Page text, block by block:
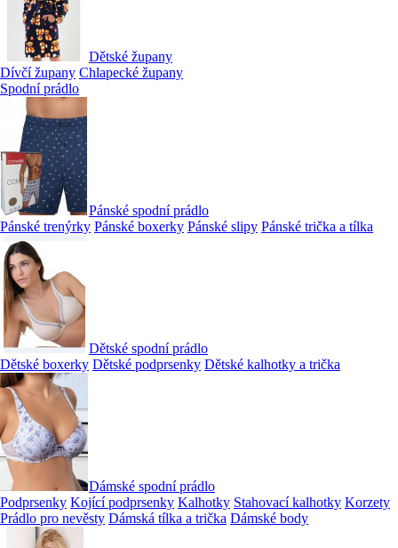
Dětské župany
Dívčí župany Chlapecké župany
Spodní prádlo
Pánské spodní prádlo
Pánské trenýrky Pánské boxerky Pánské slipy Pánské trička a tílka
Dětské spodní prádlo
Dětské boxerky Dětské podprsenky Dětské kalhotky a trička
Dámské spodní prádlo
Podprsenky Kojící podprsenky Kalhotky Stahovací kalhotky Korzety
Prádlo pro nevěsty Dámská tílka a trička Dámské body